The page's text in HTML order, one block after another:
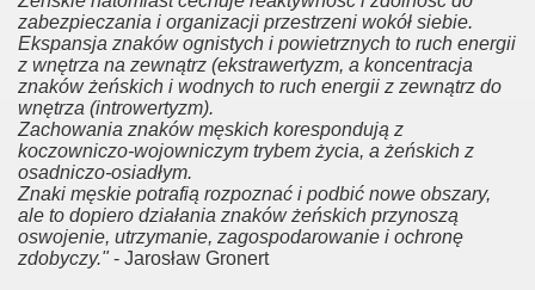
zabezpieczania i organizacji przestrzeni wokół siebie.
Ekspansja znaków ognistych i powietrznych to ruch energii
z wnętrza na zewnątrz (ekstrawertyzm, a koncentracja
znaków żeńskich i wodnych to ruch energii z zewnątrz do
wnętrza (introwertyzm).
Zachowania znaków męskich korespondują z
koczowniczo-wojowniczym trybem życia, a żeńskich z
osadniczo-osiadłym.
Znaki męskie potrafią rozpoznać i podbić nowe obszary,
ale to dopiero działania znaków żeńskich przynoszą
oswojenie, utrzymanie, zagospodarowanie i ochronę
zdobyczy."- Jarosław Gronert